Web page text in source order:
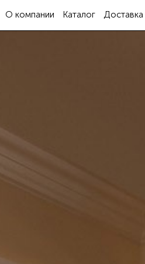
О компании Каталог Доставка